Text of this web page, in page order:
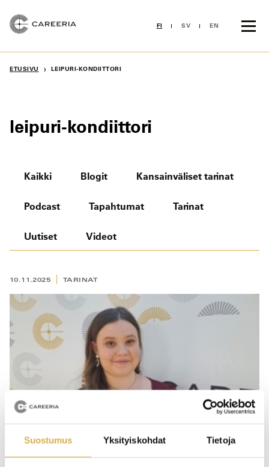
Suostumus Yksityiskohdat Tietoja
sisältöön
FI SV EN
ETUSIVU › LEIPURI-KONDIITTORI
leipuri-kondiittori
Kaikki Blogit Kansainväliset tarinat
Podcast Tapahtumat Tarinat
Uutiset Videot
10.11.2025 TARINAT